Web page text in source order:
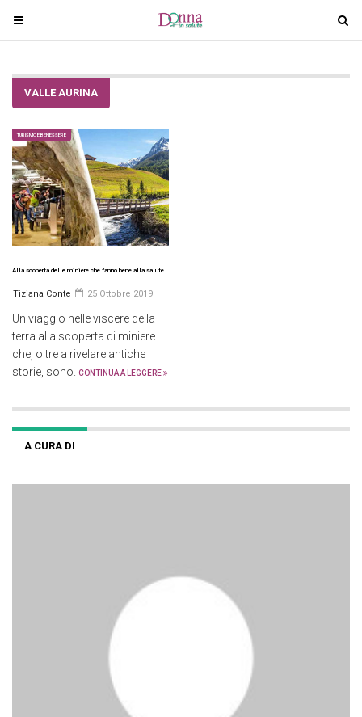
T
o
g
n
a
v
i
g
a
i
o
T
o
g
VALLE AURINA
TURISMO E BENESSERE
Alla scoperta delle miniere che fanno bene alla salute
Tiziana Conte 25 Ottobre 2019
Un viaggio nelle viscere della
terra alla scoperta di miniere
che, oltre a rivelare antiche
storie, sono. CONTINUA A LEGGERE
A CURA DI